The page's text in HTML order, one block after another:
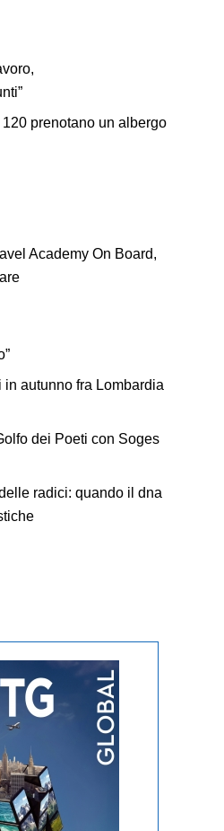
prenotano un albergo
Academy On Board,
in autunno fra Lombardia
dei Poeti con Soges
radici: quando il dna